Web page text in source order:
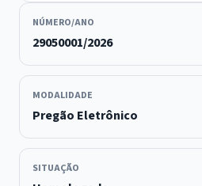
NÚMERO/ANO
29050001/2026
MODALIDADE
Pregão Eletrônico
SITUAÇÃO